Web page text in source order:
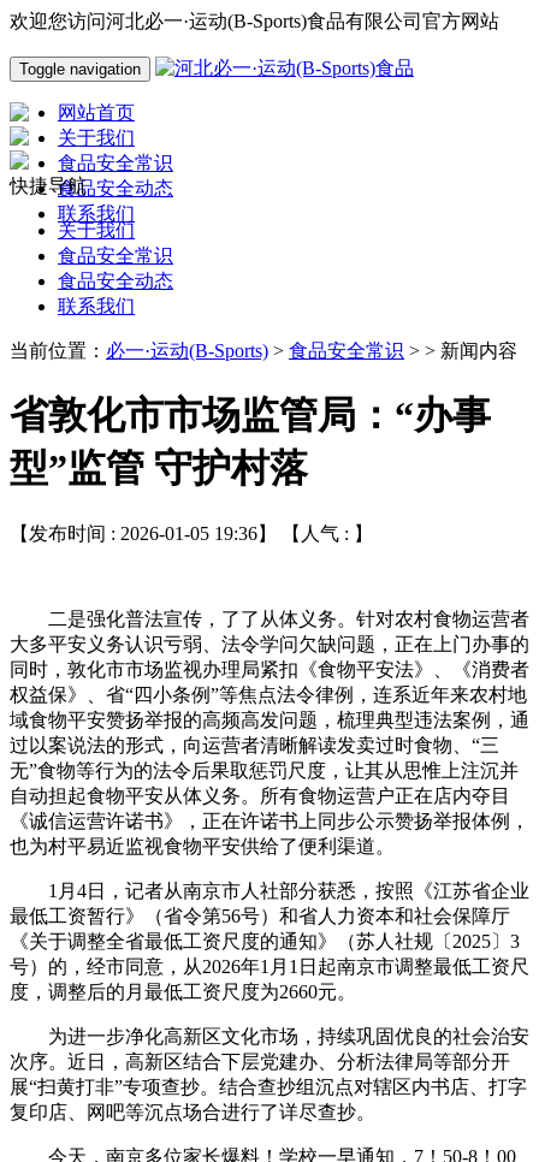
欢迎您访问河北必一·运动(B-Sports)食品有限公司官方网站
Toggle navigation
网站首页
关于我们
食品安全常识
食品安全动态
联系我们
快捷导航
关于我们
食品安全常识
食品安全动态
联系我们
当前位置： 必一·运动(B-Sports) > 食品安全常识 > > 新闻内容
省敦化市市场监管局：“办事
型”监管 守护村落
【发布时间 : 2026-01-05 19:36】 【人气 : 】
二是强化普法宣传，了了从体义务。针对农村食物运营者
大多平安义务认识亏弱、法令学问欠缺问题，正在上门办事的
同时，敦化市市场监视办理局紧扣《食物平安法》、《消费者
权益保》、省“四小条例”等焦点法令律例，连系近年来农村地
域食物平安赞扬举报的高频高发问题，梳理典型违法案例，通
过以案说法的形式，向运营者清晰解读发卖过时食物、“三
无”食物等行为的法令后果取惩罚尺度，让其从思惟上注沉并
自动担起食物平安从体义务。所有食物运营户正在店内夺目
《诚信运营许诺书》，正在许诺书上同步公示赞扬举报体例，
也为村平易近监视食物平安供给了便利渠道。
1月4日，记者从南京市人社部分获悉，按照《江苏省企业
最低工资暂行》（省令第56号）和省人力资本和社会保障厅
《关于调整全省最低工资尺度的通知》（苏人社规〔2025〕3
号）的，经市同意，从2026年1月1日起南京市调整最低工资尺
度，调整后的月最低工资尺度为2660元。
为进一步净化高新区文化市场，持续巩固优良的社会治安
次序。近日，高新区结合下层党建办、分析法律局等部分开
展“扫黄打非”专项查抄。结合查抄组沉点对辖区内书店、打字
复印店、网吧等沉点场合进行了详尽查抄。
今天，南京多位家长爆料！学校一早通知，7！50-8！00